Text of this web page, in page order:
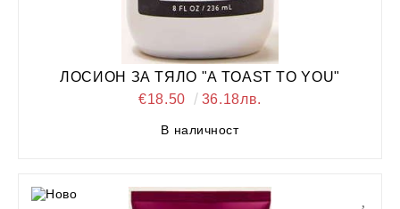
ЛОСИОН ЗА ТЯЛО "A TOAST TO YOU"
€18.50
36.18лв.
В наличност